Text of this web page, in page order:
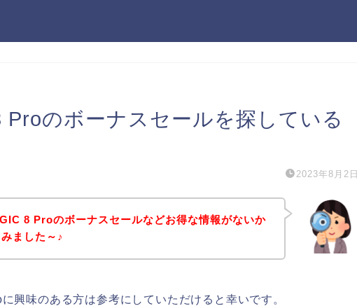
Proのボーナスセールを探している
2023年8月2日
8 Proのボーナスセールなどお得な情報がないか
ました～♪
興味のある方は参考にしていただけると幸いです。